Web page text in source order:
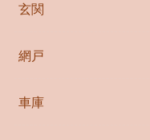
玄関
網戸
車庫